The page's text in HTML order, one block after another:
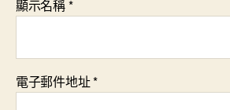
顯示名稱*
電子郵件地址*